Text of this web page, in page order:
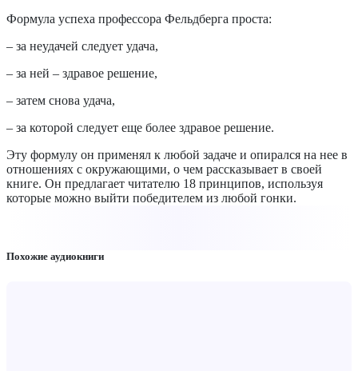
Формула успеха профессора Фельдберга проста:
– за неудачей следует удача,
– за ней – здравое решение,
– затем снова удача,
– за которой следует еще более здравое решение.
Эту формулу он применял к любой задаче и опирался на нее в
отношениях с окружающими, о чем рассказывает в своей
книге. Он предлагает читателю 18 принципов, используя
которые можно выйти победителем из любой гонки.
Похожие аудиокниги